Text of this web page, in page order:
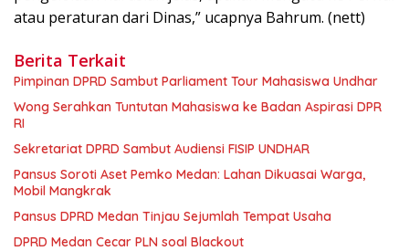
atau peraturan dari Dinas,” ucapnya Bahrum. (nett)
Berita Terkait
Pimpinan DPRD Sambut Parliament Tour Mahasiswa Undhar
Wong Serahkan Tuntutan Mahasiswa ke Badan Aspirasi DPR
RI
Sekretariat DPRD Sambut Audiensi FISIP UNDHAR
Pansus Soroti Aset Pemko Medan: Lahan Dikuasai Warga,
Mobil Mangkrak
Pansus DPRD Medan Tinjau Sejumlah Tempat Usaha
DPRD Medan Cecar PLN soal Blackout